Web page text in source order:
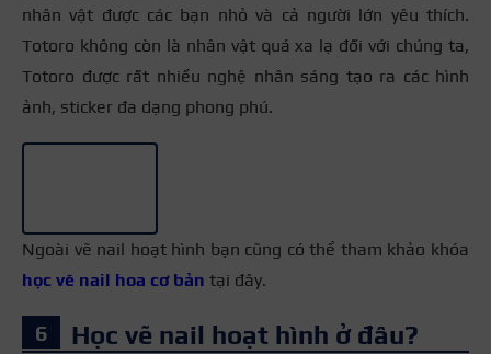
nhân vật được các bạn nhỏ và cả người lớn yêu thích.
Totoro không còn là nhân vật quá xa lạ đối với chúng ta,
Totoro được rất nhiều nghệ nhân sáng tạo ra các hình
ảnh, sticker đa dạng phong phú.
Ngoài vẽ nail hoạt hình bạn cũng có thể tham khảo khóa
học vẽ nail hoa cơ bản tại đây.
Học vẽ nail hoạt hình ở đâu?